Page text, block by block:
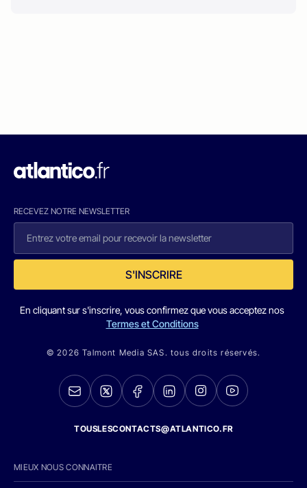
RECEVEZ NOTRE NEWSLETTER
S'INSCRIRE
En cliquant sur s'inscrire, vous confirmez que vous acceptez nos
Termes et Conditions
© 2026 Talmont Media SAS. tous droits réservés.
TOUSLESCONTACTS@ATLANTICO.FR
MIEUX NOUS CONNAITRE